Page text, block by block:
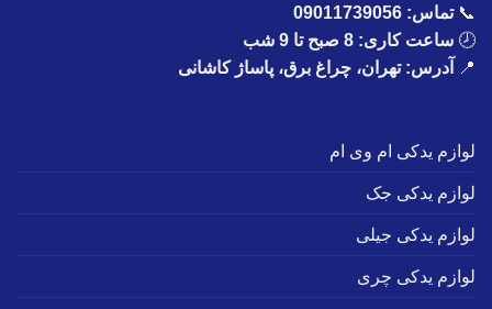
📞تماس: 09011739056
🕗 ساعت کاری: 8 صبح تا 9 شب
📍
آدرس: تهران، چراغ برق، پاساژ کاشانی
لوازم یدکی ام وی ام
لوازم یدکی جک
لوازم یدکی جیلی
لوازم یدکی چری